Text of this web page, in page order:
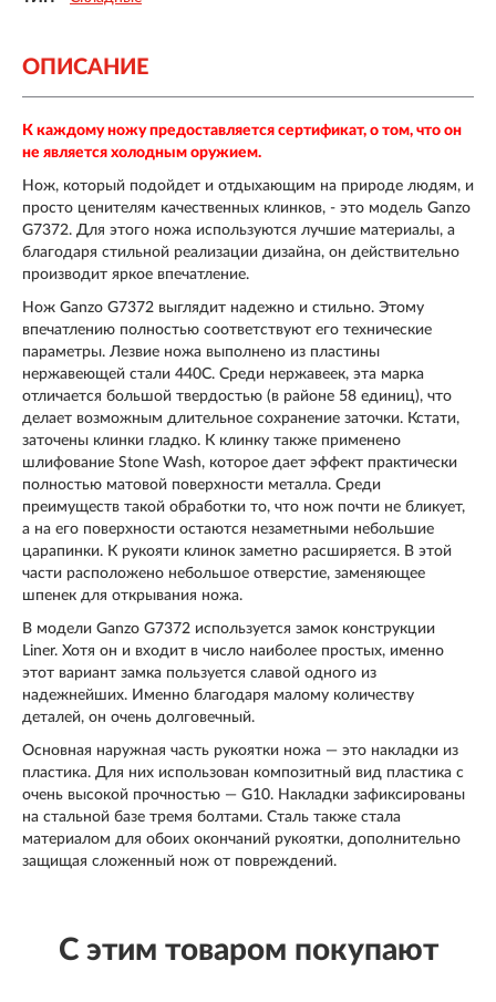
ОПИСАНИЕ
К каждому ножу предоставляется сертификат, о том, что он
не является холодным оружием.
Нож, который подойдет и отдыхающим на природе людям, и
просто ценителям качественных клинков, - это модель Ganzo
G7372. Для этого ножа используются лучшие материалы, а
благодаря стильной реализации дизайна, он действительно
производит яркое впечатление.
Нож Ganzo G7372 выглядит надежно и стильно. Этому
впечатлению полностью соответствуют его технические
параметры. Лезвие ножа выполнено из пластины
нержавеющей стали 440С. Среди нержавеек, эта марка
отличается большой твердостью (в районе 58 единиц), что
делает возможным длительное сохранение заточки. Кстати,
заточены клинки гладко. К клинку также применено
шлифование Stone Wash, которое дает эффект практически
полностью матовой поверхности металла. Среди
преимуществ такой обработки то, что нож почти не бликует,
а на его поверхности остаются незаметными небольшие
царапинки. К рукояти клинок заметно расширяется. В этой
части расположено небольшое отверстие, заменяющее
шпенек для открывания ножа.
В модели Ganzo G7372 используется замок конструкции
Liner. Хотя он и входит в число наиболее простых, именно
этот вариант замка пользуется славой одного из
надежнейших. Именно благодаря малому количеству
деталей, он очень долговечный.
Основная наружная часть рукоятки ножа — это накладки из
пластика. Для них использован композитный вид пластика с
очень высокой прочностью — G10. Накладки зафиксированы
на стальной базе тремя болтами. Сталь также стала
материалом для обоих окончаний рукоятки, дополнительно
защищая сложенный нож от повреждений.
С этим товаром покупают